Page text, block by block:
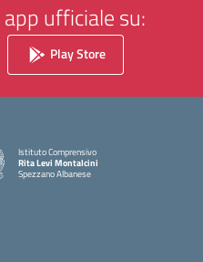
ufficiale su:
Play Store
Istituto Comprensivo
Rita Levi Montalcini
Spezzano Albanese
— Visita la pagina iniziale della scuola